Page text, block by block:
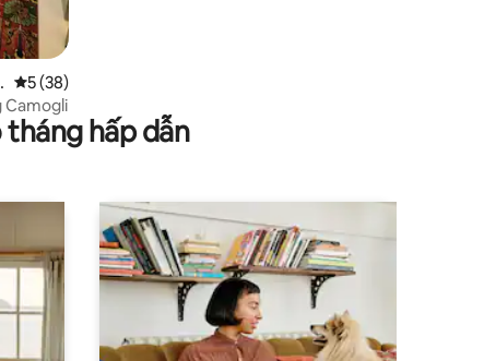
Xếp hạng trung bình 5/5, 38 đánh giá
5 (38)
Camogli
hấp dẫn